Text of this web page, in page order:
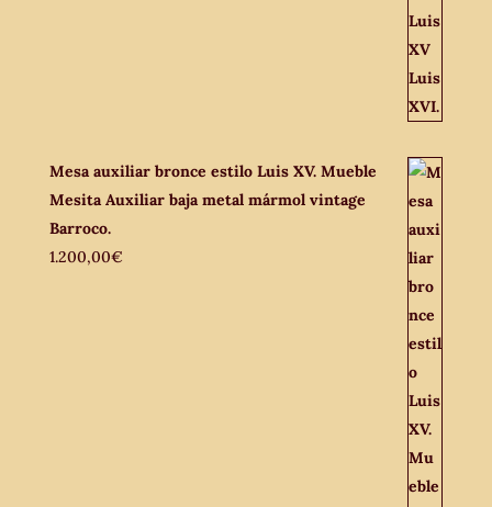
Mesa auxiliar bronce estilo Luis XV. Mueble
Mesita Auxiliar baja metal mármol vintage
Barroco.
1.200,00€